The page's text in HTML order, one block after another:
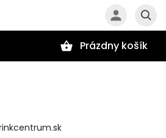
Prázdny košík